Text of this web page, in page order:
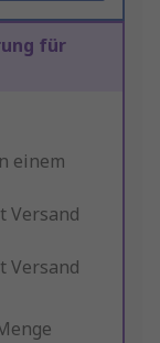
für
einem
Versand
Versand